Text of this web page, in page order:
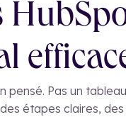
pensé. Pas un
étapes claires, des